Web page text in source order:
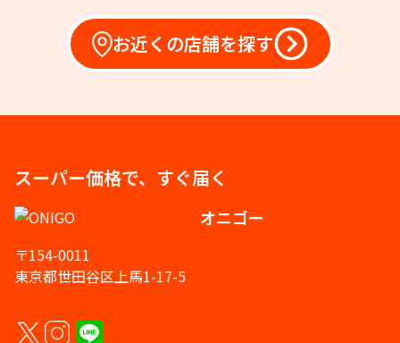
お近くの店舗を探す
スーパー価格で、すぐ届く
オニゴー
〒154-0011
東京都世田谷区上馬1-17-5